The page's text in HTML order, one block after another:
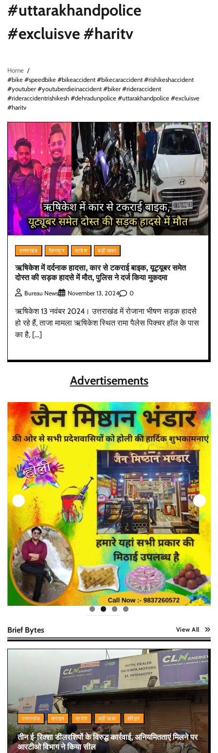
#uttarakhandpolice
#excluisve #haritv
Home
#bike #speedbike #bikeaccident #bikecaraccident #rishikeshaccident
#youtuber #youtuberdieinaccident #biker #rideraccident
#rideraccidentrishikesh #dehradunpolice #uttarakhandpolice #excluisve
#haritv
उत्तराखंड देहरादून प्रदेश बड़ी खबर
ऋषिकेश में दर्दनाक हादसा, कार से टकराई बाइक, यूट्यूबर समेत
दोस्त की सड़क हादसे में मौत, पुलिस ने दर्ज किया मुकदमा
Bureau News November 13, 2024 0
ऋषिकेश 13 नवंबर 2024। उत्तराखंड में रोजाना भीषण सड़क हादसे
हो रहे हैं, ताजा मामला ऋषिकेश स्थित रामा पैलेस पिक्चर हॉल के पास
का है, […]
Advertisements
Brief Bytes View All
उत्तराखंड क्राइम प्रदेश बड़ी खबर हरिद्वार
तीन ई-रिक्शा डीलरशिपों के विरुद्ध कार्रवाई, अनियमितताएं मिलने पर
आरटीओ विभाग ने किया सील